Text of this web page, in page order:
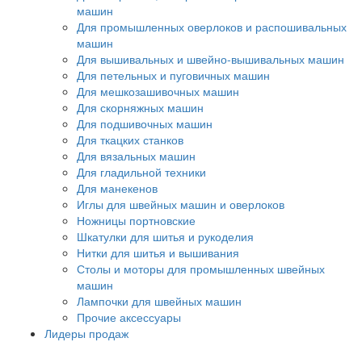
машин
Для промышленных оверлоков и распошивальных
машин
Для вышивальных и швейно-вышивальных машин
Для петельных и пуговичных машин
Для мешкозашивочных машин
Для скорняжных машин
Для подшивочных машин
Для ткацких станков
Для вязальных машин
Для гладильной техники
Для манекенов
Иглы для швейных машин и оверлоков
Ножницы портновские
Шкатулки для шитья и рукоделия
Нитки для шитья и вышивания
Столы и моторы для промышленных швейных
машин
Лампочки для швейных машин
Прочие аксессуары
Лидеры продаж